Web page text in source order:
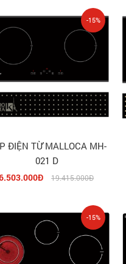
ĐIỆN TỪ MALLOCA MH-
021 D
19.415.000Đ
-15%
-15%